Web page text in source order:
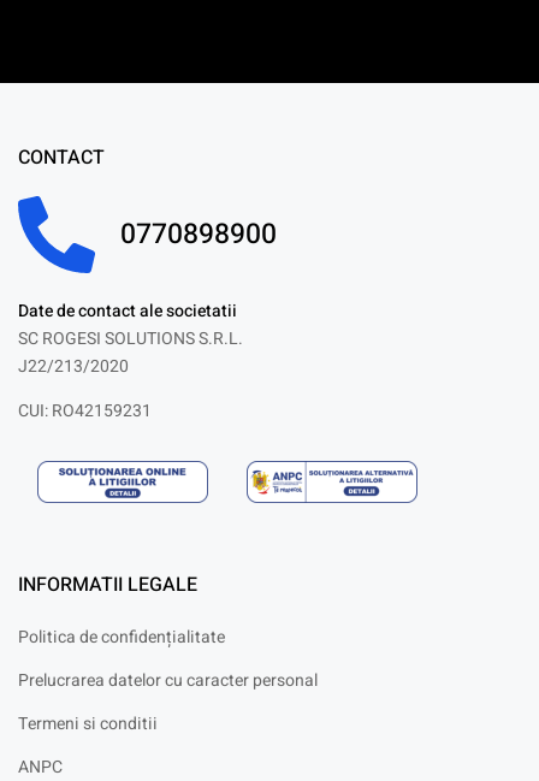
CONTACT
0770898900
Date de contact ale societatii
SC ROGESI SOLUTIONS S.R.L.
J22/213/2020
CUI: RO42159231
INFORMATII LEGALE
Politica de confidențialitate
Prelucrarea datelor cu caracter personal
Termeni si conditii
ANPC